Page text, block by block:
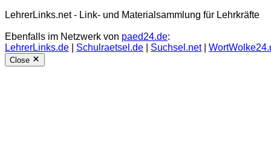
LehrerLinks.net - Link- und Materialsammlung für Lehrkräfte
Ebenfalls im Netzwerk von paed24.de:
LehrerLinks.de
Schulraetsel.de Suchsel.net|
Close